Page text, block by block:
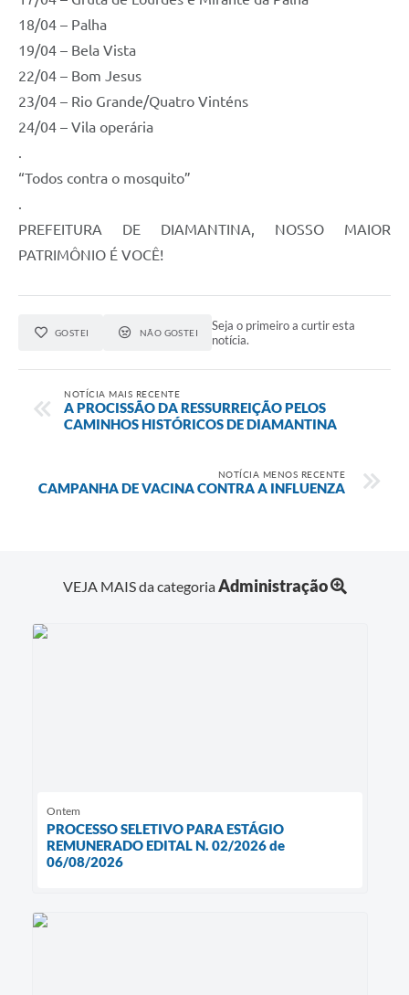
18/04 – Palha
19/04 – Bela Vista
22/04 – Bom Jesus
23/04 – Rio Grande/Quatro Vinténs
24/04 – Vila operária
“Todos contra o mosquito”
PREFEITURA DE DIAMANTINA, NOSSO MAIOR
PATRIMÔNIO É VOCÊ!
GOSTEI NÃO GOSTEI
Seja o primeiro a curtir esta
notícia.
NOTÍCIA MAIS RECENTE
A PROCISSÃO DA RESSURREIÇÃO PELOS
CAMINHOS HISTÓRICOS DE DIAMANTINA
NOTÍCIA MENOS RECENTE
CAMPANHA DE VACINA CONTRA A INFLUENZA
VEJA MAIS da categoriaAdministração
Ontem
PROCESSO SELETIVO PARA ESTÁGIO
REMUNERADO EDITAL N. 02/2026 de
06/08/2026